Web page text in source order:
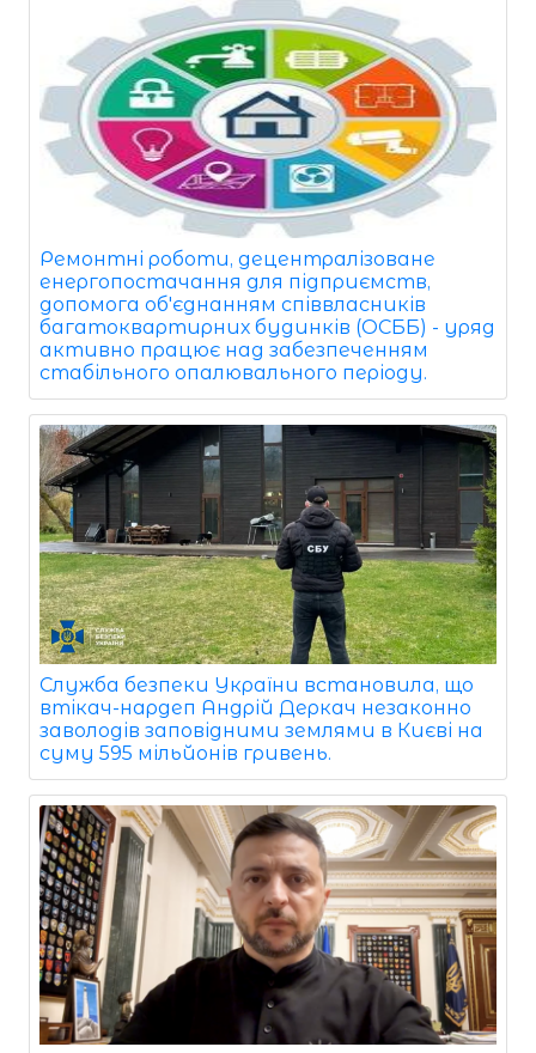
Ремонтні роботи, децентралізоване
енергопостачання для підприємств,
допомога об'єднанням співвласників
багатоквартирних будинків (ОСББ) - уряд
активно працює над забезпеченням
стабільного опалювального періоду.
Служба безпеки України встановила, що
втікач-нардеп Андрій Деркач незаконно
заволодів заповідними землями в Києві на
суму 595 мільйонів гривень.